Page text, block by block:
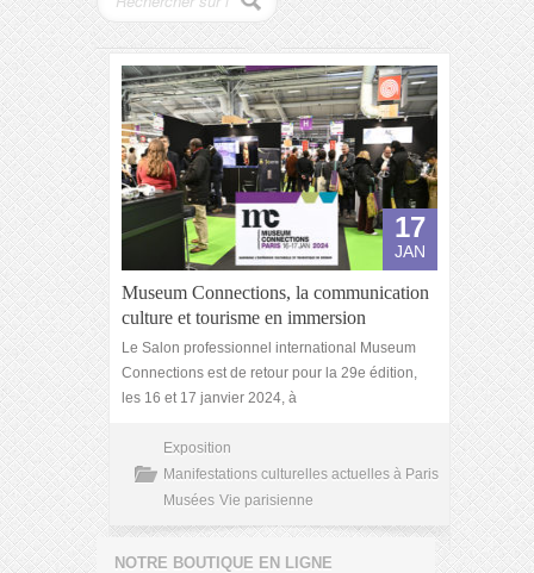
17
JAN
Museum Connections, la communication
culture et tourisme en immersion
Le Salon professionnel international Museum
Connections est de retour pour la 29e édition,
les 16 et 17 janvier 2024, à
Exposition
Manifestations culturelles actuelles à Paris
Musées Vie parisienne
NOTRE BOUTIQUE EN LIGNE